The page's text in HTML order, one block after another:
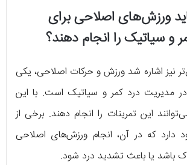
ورزش‌های اصلاحی برای
و سیاتیک را انجام دهند؟
نیز اشاره شد ورزش و حرکات اصلاحی، یکی
مدیریت درد کمر و سیاتیک است. با این
این تمرینات را انجام دهند. برخی از
که در آن، انجام ورزش‌های اصلاحی
باشد یا باعث تشدید درد شود.